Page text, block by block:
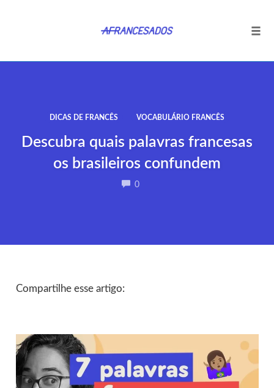
DICAS DE FRANCÊS VOCABULÁRIO FRANCÊS
Descubra quais palavras francesas
os brasileiros confundem
0COMMENTS
Compartilhe esse artigo: